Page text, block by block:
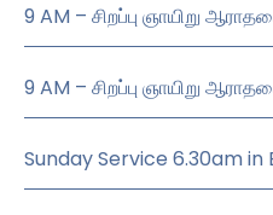
9 AM – சிறப்பு ஞாயிறு
9 AM – சிறப்பு ஞாயிறு
Sunday Service 6.30am in